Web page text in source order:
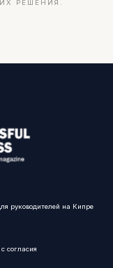
РЕШЕНИЯ.
руководителей на Кипре
согласия